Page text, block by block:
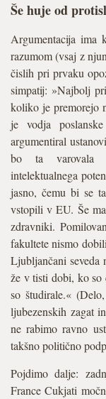
Še huje od
Argumentacija ima
razumom (vsaj z
čislih pri prvaku
simpatij: »Najbolj
koliko je premorejo
je vodja
argumentiral
bo ta varovala
intelektualnega
jasno, čemu bi se
vstopili v EU. Še
zdravniki.
fakultete nismo
Ljubljančani
že v tisti dobi, ko so
so študirale.«
ljubezenskih zagat
ne rabimo ravno
takšno politično
Pojdimo dalje:
France Cukjati